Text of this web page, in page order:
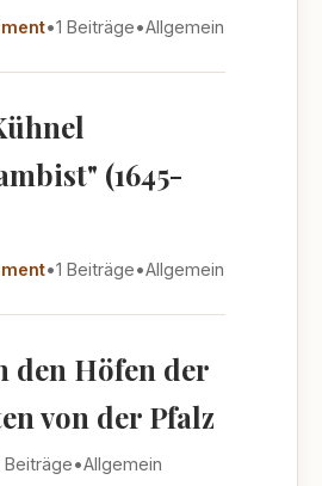
•1 Beiträge•Allgemein
(1645-
•1 Beiträge•Allgemein
den Höfen der
von der Pfalz
Beiträge•Allgemein